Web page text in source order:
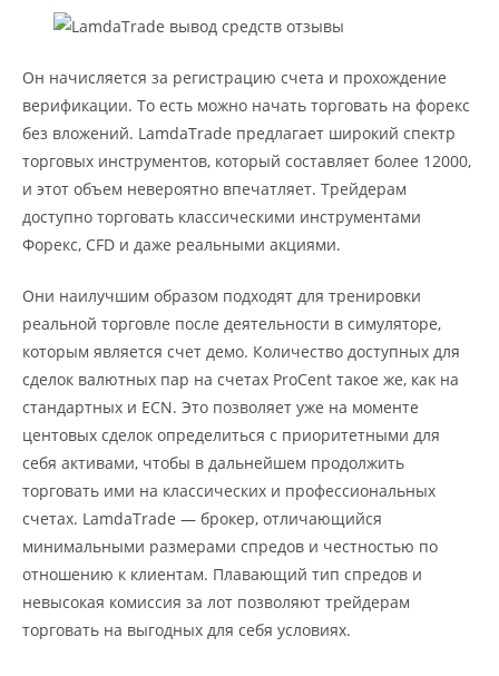
Он начисляется за регистрацию счета и прохождение
верификации. То есть можно начать торговать на форекс
без вложений. LamdaTrade предлагает широкий спектр
торговых инструментов, который составляет более 12000,
и этот объем невероятно впечатляет. Трейдерам
доступно торговать классическими инструментами
Форекс, CFD и даже реальными акциями.
Они наилучшим образом подходят для тренировки
реальной торговле после деятельности в симуляторе,
которым является счет демо. Количество доступных для
сделок валютных пар на счетах ProCent такое же, как на
стандартных и ECN. Это позволяет уже на моменте
центовых сделок определиться с приоритетными для
себя активами, чтобы в дальнейшем продолжить
торговать ими на классических и профессиональных
счетах. LamdaTrade — брокер, отличающийся
минимальными размерами спредов и честностью по
отношению к клиентам. Плавающий тип спредов и
невысокая комиссия за лот позволяют трейдерам
торговать на выгодных для себя условиях.